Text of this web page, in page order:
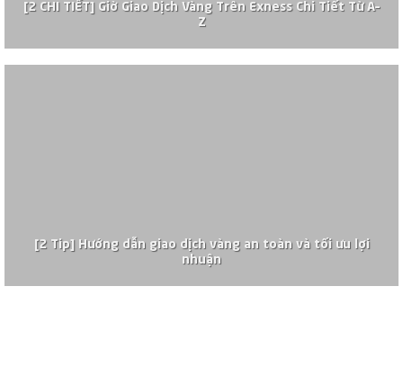
[2 CHI TIẾT] Giờ Giao Dịch Vàng Trên Exness Chi Tiết Từ A–
Z
[2 Tip] Hướng dẫn giao dịch vàng an toàn và tối ưu lợi
nhuận